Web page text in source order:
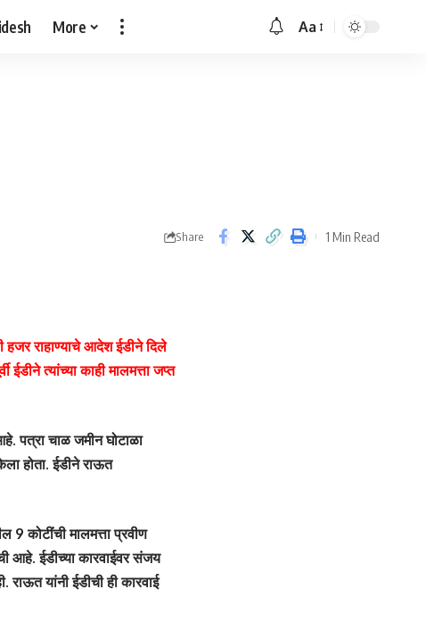
More
Font
Aa
Share 1 Min Read
राहाण्याचे आदेश ईडीने दिले
त्यांच्या काही मालमत्ता जप्त
पत्रा चाळ जमीन घोटाळा
होता. ईडीने राऊत
9 कोटींची मालमत्ता प्रवीण
आहे. ईडीच्या कारवाईवर संजय
राऊत यांनी ईडीची ही कारवाई